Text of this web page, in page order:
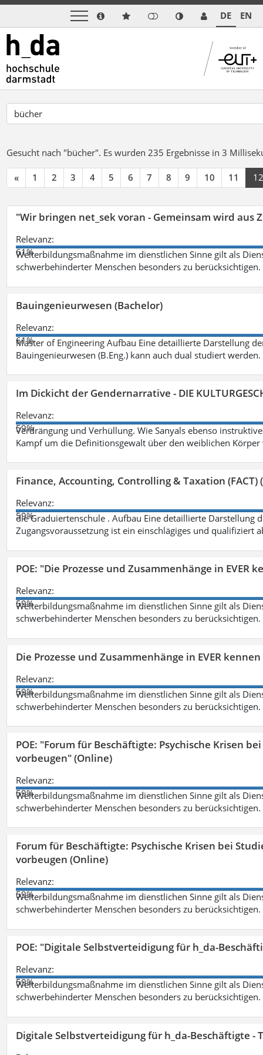
DE EN
Gesucht nach "bücher". Es wurden 235 Ergebnisse in 3
« 1 2 3 4 5 6 7 8 9 10 11 12
"Wir bringen net_sek voran - Gemeinsam wird aus
Relevanz:
61%
Weiterbildungsmaßnahme im dienstlichen Sinne gilt als
schwerbehinderter Menschen besonders zu berücksichtigen.
Bauingenieurwesen (Bachelor)
Relevanz:
61%
Master of Engineering Aufbau Eine detaillierte Darstellung
Bauingenieurwesen (B.Eng.) kann auch dual studiert
Im Dickicht der Gendernarrative - DIE
Relevanz:
59%
Verdrängung und Verhüllung. Wie Sanyals ebenso
Kampf um die Definitionsgewalt über den weiblichen
Finance, Accounting, Controlling & Taxation (FACT)
Relevanz:
59%
die Graduiertenschule . Aufbau Eine detaillierte Darstellung
Zugangsvoraussetzung ist ein einschlägiges und qualifiziert
POE: "Die Prozesse und Zusammenhänge in EVER
Relevanz:
59%
Weiterbildungsmaßnahme im dienstlichen Sinne gilt als
schwerbehinderter Menschen besonders zu berücksichtigen.
Die Prozesse und Zusammenhänge in EVER
Relevanz:
59%
Weiterbildungsmaßnahme im dienstlichen Sinne gilt als
schwerbehinderter Menschen besonders zu berücksichtigen.
POE: "Forum für Beschäftigte: Psychische Krisen
vorbeugen" (Online)
Relevanz:
59%
Weiterbildungsmaßnahme im dienstlichen Sinne gilt als
schwerbehinderter Menschen besonders zu berücksichtigen.
Forum für Beschäftigte: Psychische Krisen bei
vorbeugen (Online)
Relevanz:
59%
Weiterbildungsmaßnahme im dienstlichen Sinne gilt als
schwerbehinderter Menschen besonders zu berücksichtigen.
POE: "Digitale Selbstverteidigung für h_da-
Relevanz:
59%
Weiterbildungsmaßnahme im dienstlichen Sinne gilt als
schwerbehinderter Menschen besonders zu berücksichtigen.
Digitale Selbstverteidigung für h_da-Beschäftigte -